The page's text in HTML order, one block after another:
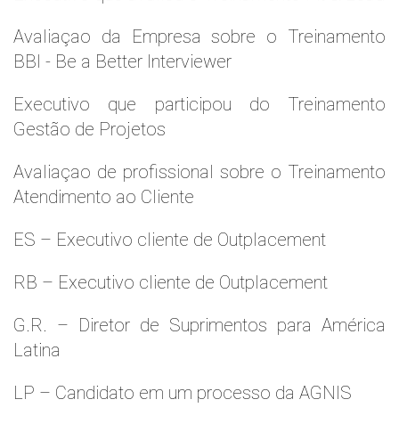
Avaliaçao da Empresa sobre o Treinamento
BBI - Be a Better Interviewer
Executivo que participou do Treinamento
Gestão de Projetos
Avaliaçao de profissional sobre o Treinamento
Atendimento ao Cliente
ES – Executivo cliente de Outplacement
RB – Executivo cliente de Outplacement
G.R. – Diretor de Suprimentos para América
Latina
LP – Candidato em um processo da AGNIS